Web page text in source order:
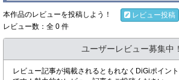
本作品のレビューを投稿しよう！
レビュー投稿
レビュー数：全 0 件
ユーザーレビュー募集中！
レビュー記事が掲載されるともれなくDiGiポイン